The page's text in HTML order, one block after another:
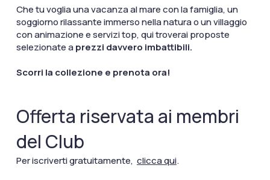
Che tu voglia una vacanza al mare con la famiglia, un
soggiorno rilassante immerso nella natura o un villaggio
con animazione e servizi top, qui troverai proposte
selezionate aprezzi davvero imbattibili.
Scorri la collezione e prenota ora!
Offerta riservata ai membri
del Club
Per iscriverti gratuitamente, clicca qui.